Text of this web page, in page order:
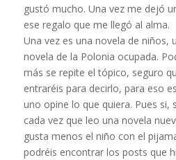
gustó mucho. Una vez me dejó
ese regalo que me llegó al alma.
Una vez es una novela de niños,
novela de la Polonia ocupada.
más se repite el tópico, seguro
entraréis para decirlo, para eso
uno opine lo que quiera. Pues si,
cada vez que leo una novela
gusta menos el niño con el
podréis encontrar los posts que